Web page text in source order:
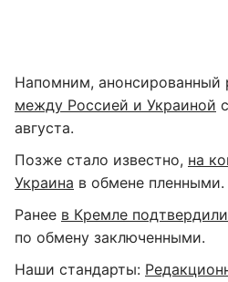
Напомним, анонсированный
между Россией и Украиной
августа.
Позже стало известно, на
Украина в обмене пленными.
Ранее в Кремле
по обмену заключенными.
Наши стандарты: